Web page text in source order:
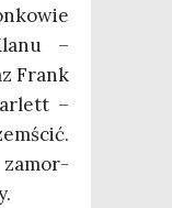
–
Frank
–
zamor­